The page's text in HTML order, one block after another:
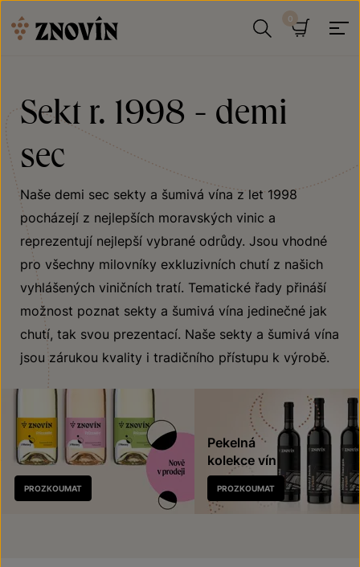
Sekt r. 1998 - demi
sec
Naše demi sec sekty a šumivá vína z let 1998
pocházejí z nejlepších moravských vinic a
reprezentují nejlepší vybrané odrůdy. Jsou vhodné
pro všechny milovníky exkluzivních chutí z našich
vyhlášených viničních tratí. Tematické řady přináší
možnost poznat sekty a šumivá vína jedinečné jak
chutí, tak svou prezentací. Naše sekty a šumivá vína
jsou zárukou kvality i tradičního přístupu k výrobě.
Nově
v prodeji
PROZKOUMAT
Pekelná
kolekce vín
PROZKOUMAT